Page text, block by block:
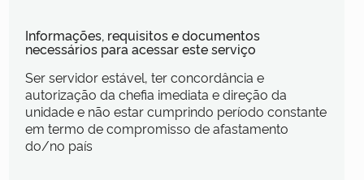
Informações, requisitos e documentos
necessários para acessar este serviço
Ser servidor estável, ter concordância e
autorização da chefia imediata e direção da
unidade e não estar cumprindo período constante
em termo de compromisso de afastamento
do/no país